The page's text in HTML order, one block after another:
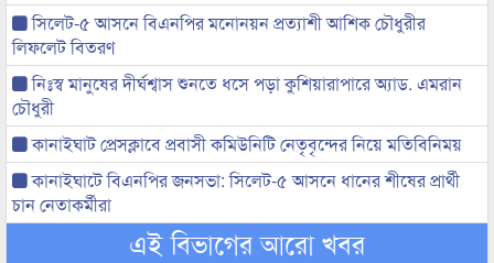
সিলেট-৫ আসনে বিএনপির মনোনয়ন প্রত্যাশী আশিক চৌধুরীর
লিফলেট বিতরণ
নিঃস্ব মানুষের দীর্ঘশ্বাস শুনতে ধসে পড়া কুশিয়ারাপারে অ্যাড. এমরান
চৌধুরী
কানাইঘাট প্রেসক্লাবে প্রবাসী কমিউনিটি নেতৃবৃন্দের নিয়ে মতিবিনিময়
কানাইঘাটে বিএনপির জনসভা: সিলেট-৫ আসনে ধানের শীষের প্রার্থী
চান নেতাকর্মীরা
এই বিভাগের আরো খবর